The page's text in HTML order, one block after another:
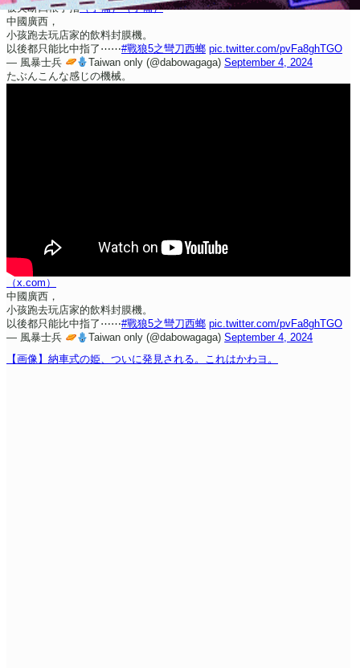
被夹断四根手指（予備）（予備）
中國廣西，
小孩跑去玩店家的飲料封膜機。
以後都只能比中指了⋯⋯#戰狼5之彎刀西螂 pic.twitter.com/pvFa8ghTGO
— 風暴士兵
Taiwan only (@dabowagaga)September 4, 2024
たぶんこんな感じの機械。
（x.com）
中國廣西，
小孩跑去玩店家的飲料封膜機。
以後都只能比中指了⋯⋯#戰狼5之彎刀西螂 pic.twitter.com/pvFa8ghTGO
— 風暴士兵
Taiwan only (@dabowagaga)September 4, 2024
【画像】納車式の姫、ついに発見される。これはかわヨ。